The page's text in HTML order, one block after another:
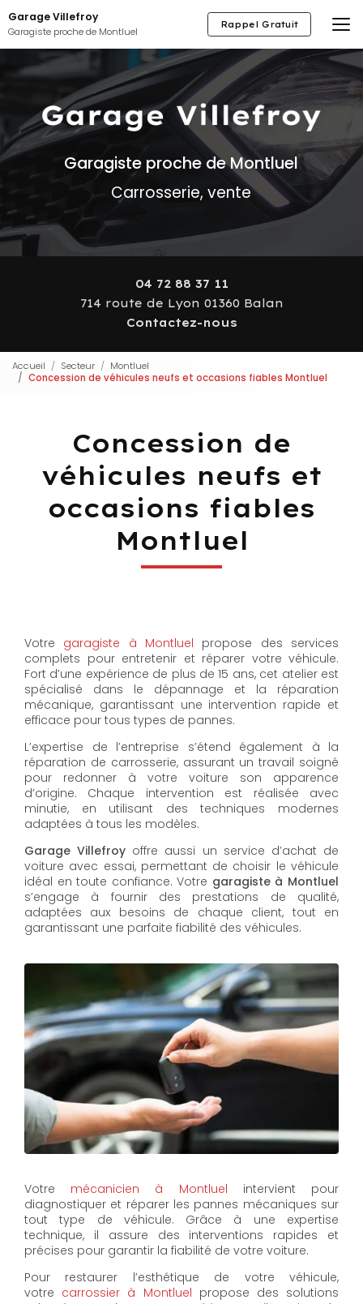
au
contenu
principal
Garage Villefroy
Garagiste proche de Montluel
Rappel Gratuit
Garagiste proche de Montluel
Carrosserie, vente
04 72 88 37 11
714 route de Lyon 01360 Balan
Contactez-nous
Accueil Secteur
Montluel
Concession de véhicules neufs et occasions fiables Montluel
Concession de
véhicules neufs et
occasions fiables
Montluel
Votre garagiste à Montluel propose des services
complets pour entretenir et réparer votre véhicule.
Fort d’une expérience de plus de 15 ans, cet atelier est
spécialisé dans le dépannage et la réparation
mécanique, garantissant une intervention rapide et
efficace pour tous types de pannes.
L’expertise de l’entreprise s’étend également à la
réparation de carrosserie, assurant un travail soigné
pour redonner à votre voiture son apparence
d’origine. Chaque intervention est réalisée avec
minutie, en utilisant des techniques modernes
adaptées à tous les modèles.
Garage Villefroy offre aussi un service d’achat de
voiture avec essai, permettant de choisir le véhicule
idéal en toute confiance. Votre garagiste à Montluel
s’engage à fournir des prestations de qualité,
adaptées aux besoins de chaque client, tout en
garantissant une parfaite fiabilité des véhicules.
Votre mécanicien à Montluel intervient pour
diagnostiquer et réparer les pannes mécaniques sur
tout type de véhicule. Grâce à une expertise
technique, il assure des interventions rapides et
précises pour garantir la fiabilité de votre voiture.
Pour restaurer l’esthétique de votre véhicule,
votre carrossier à Montluel propose des solutions